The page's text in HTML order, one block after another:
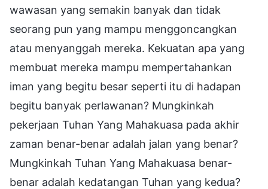
wawasan yang semakin banyak dan tidak
seorang pun yang mampu menggoncangkan
atau menyanggah mereka. Kekuatan apa yang
membuat mereka mampu mempertahankan
iman yang begitu besar seperti itu di hadapan
begitu banyak perlawanan? Mungkinkah
pekerjaan Tuhan Yang Mahakuasa pada akhir
zaman benar-benar adalah jalan yang benar?
Mungkinkah Tuhan Yang Mahakuasa benar-
benar adalah kedatangan Tuhan yang kedua?